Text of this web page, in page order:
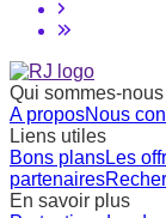
Qui sommes-
A proposNous
Liens utiles
Bons plansLes
partenaires
En savoir plus